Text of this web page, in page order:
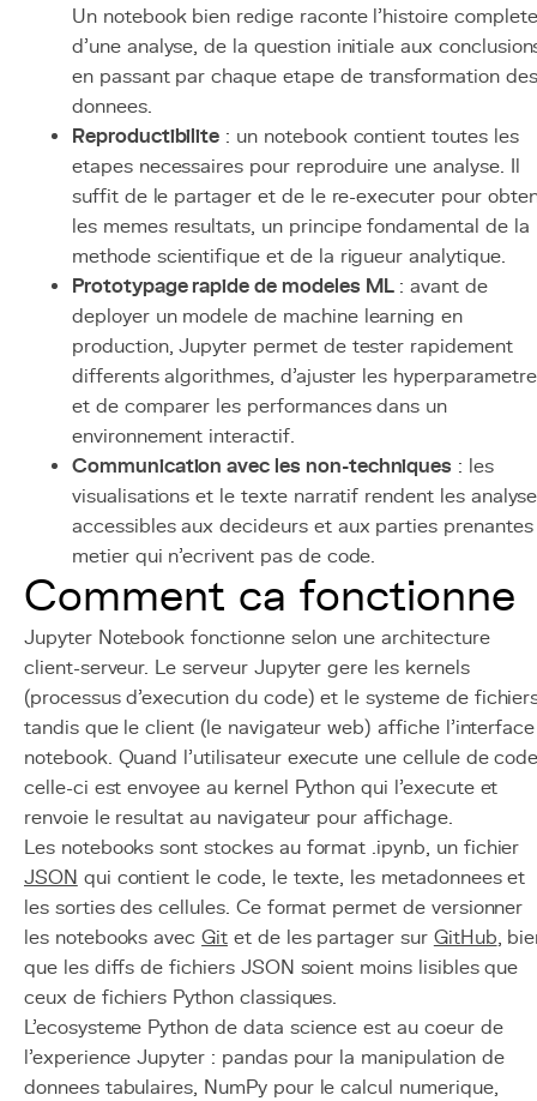
Un notebook bien redige raconte l'histoire complete
d'une analyse, de la question initiale aux
en passant par chaque etape de transformation des
donnees.
Reproductibilite : un notebook contient toutes les
etapes necessaires pour reproduire une analyse. Il
suffit de le partager et de le re-executer pour
les memes resultats, un principe fondamental de la
methode scientifique et de la rigueur analytique.
Prototypage rapide de modeles ML: avant de
deployer un modele de machine learning en
production, Jupyter permet de tester rapidement
differents algorithmes, d'ajuster les
et de comparer les performances dans un
environnement interactif.
Communication avec les non-techniques : les
visualisations et le texte narratif rendent les
accessibles aux decideurs et aux parties prenantes
metier qui n'ecrivent pas de code.
Comment ca fonctionne
Jupyter Notebook fonctionne selon une architecture
client-serveur. Le serveur Jupyter gere les kernels
(processus d'execution du code) et le systeme de
tandis que le client (le navigateur web) affiche l'interface
notebook. Quand l'utilisateur execute une cellule de
celle-ci est envoyee au kernel Python qui l'execute et
renvoie le resultat au navigateur pour affichage.
Les notebooks sont stockes au format .ipynb, un fichier
JSON qui contient le code, le texte, les metadonnees et
les sorties des cellules. Ce format permet de versionner
les notebooks avecGitet de les partager sur GitHub,
que les diffs de fichiers JSON soient moins lisibles que
ceux de fichiers Python classiques.
L'ecosysteme Python de data science est au coeur de
l'experience Jupyter : pandas pour la manipulation de
donnees tabulaires, NumPy pour le calcul numerique,